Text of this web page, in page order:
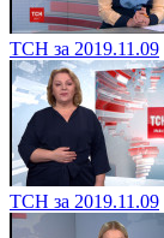
ТСН за 2019.11.09
ТСН за 2019.11.09